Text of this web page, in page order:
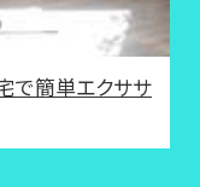
で簡単エクササ